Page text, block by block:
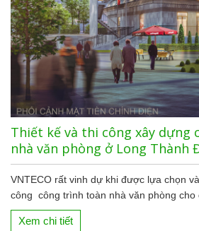
Thiết kế và thi công xây dựng
nhà văn phòng ở Long Thành
VNTECO rất vinh dự khi được lựa chọn
công công trình toàn nhà văn phòng cho
Xem chi tiết